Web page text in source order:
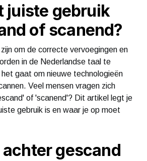
juiste gebruik
of scanend?
om de correcte vervoegingen en
in de Nederlandse taal te
gaat om nieuwe technologieën
Veel mensen vragen zich
of 'scanend'? Dit artikel legt je
gebruik is en waar je op moet
achter gescand